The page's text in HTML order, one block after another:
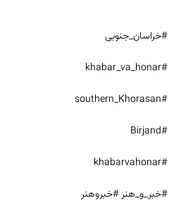
#خراسان_جنوبی
#khabar_va_honar
#southern_Khorasan
#Birjand
#khabarvahonar
#خبر_و_هنر #خبروهنر